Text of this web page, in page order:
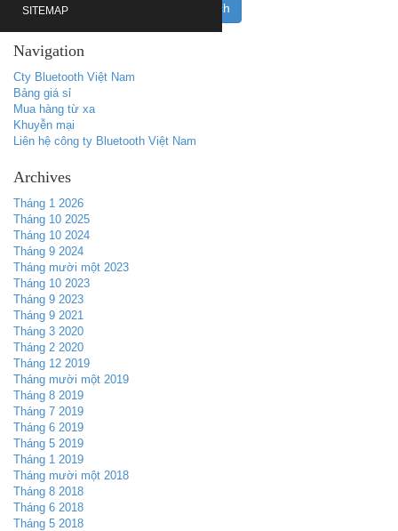
Navigation
Cty Bluetooth Việt Nam
Bảng giá sỉ
Mua hàng từ xa
Khuyễn mại
Liên hệ công ty Bluetooth Việt Nam
SITEMAP
Archives
Tháng 1 2026
Tháng 10 2025
Tháng 10 2024
Tháng 9 2024
Tháng mười một 2023
Tháng 10 2023
Tháng 9 2023
Tháng 9 2021
Tháng 3 2020
Tháng 2 2020
Tháng 12 2019
Tháng mười một 2019
Tháng 8 2019
Tháng 7 2019
Tháng 6 2019
Tháng 5 2019
Tháng 1 2019
Tháng mười một 2018
Tháng 8 2018
Tháng 6 2018
Tháng 5 2018